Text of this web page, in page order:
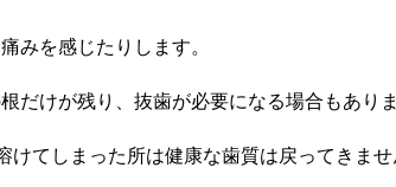
みを感じたりします。
だけが残り、抜歯が必要になる場合もありま
てしまった所は健康な歯質は戻ってきま